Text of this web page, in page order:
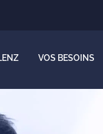
VOS BESOINS